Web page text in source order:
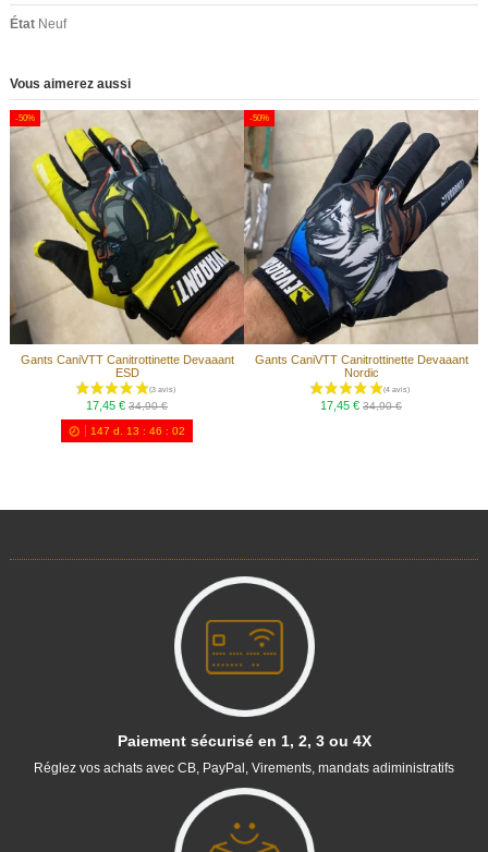
État Neuf
Vous aimerez aussi
-50%
Gants CaniVTT Canitrottinette Devaaant
ESD
17,45 € 34,90 €
147 d. 13 : 46 : 01
-50%
Gants CaniVTT Canitrottinette Devaaant
Nordic
17,45 € 34,90 €
Paiement sécurisé en 1, 2, 3 ou 4X
Réglez vos achats avec CB, PayPal, Virements, mandats adiministratifs